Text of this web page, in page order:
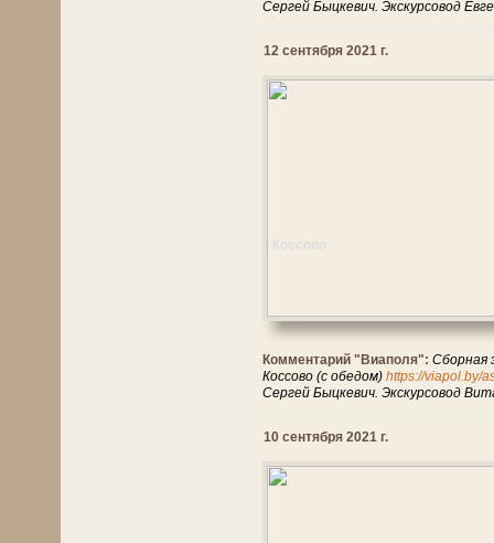
Сергей Быцкевич. Экскурсовод
12 сентября 2021 г.
Комментарий "Виаполя": Сборная
Коссово (с обедом) https://viapol.by/
Сергей Быцкевич. Экскурсовод
10 сентября 2021 г.